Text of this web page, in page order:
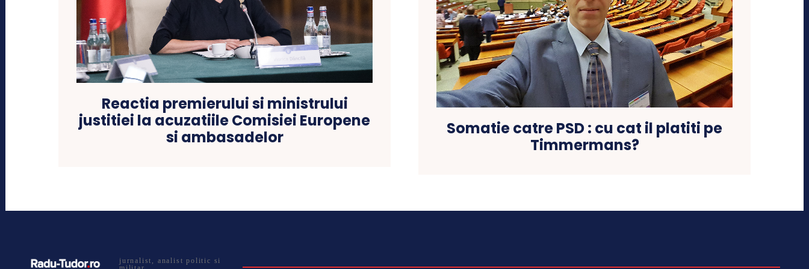
Reactia premierului si ministrului
justitiei la acuzatiile Comisiei Europene
si ambasadelor
Somatie catre PSD : cu cat il platiti pe
Timmermans?
jurnalist, analist politic si